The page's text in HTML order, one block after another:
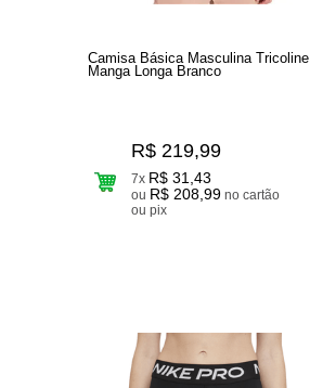
Camisa Básica Masculina Tricoline
Manga Longa Branco
R$ 219,99
7x R$ 31,43
ou R$ 208,99 no cartão
ou pix